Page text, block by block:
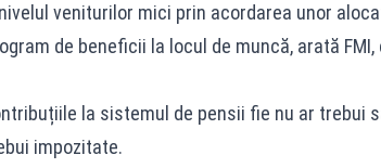
veniturilor mici prin acordarea unor
de beneficii la locul de muncă, arată
la sistemul de pensii fie nu ar trebui
impozitate.